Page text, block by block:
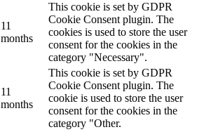
11
months
This cookie is set by GDPR
Cookie Consent plugin. The
cookies is used to store the user
consent for the cookies in the
category "Necessary".
11
months
This cookie is set by GDPR
Cookie Consent plugin. The
cookie is used to store the user
consent for the cookies in the
category "Other.